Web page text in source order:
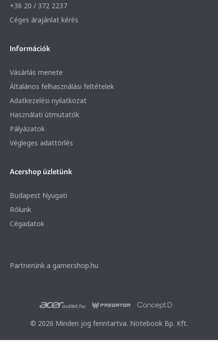
+36 20 / 372 2237
Céges árajánlat kérés
Információk
Vásárlás menete
Általános felhasználási feltételek
Adatkezelési nyilatkozat
Használati útmutatók
Pályázatok
Végleges adattörlés
Acershop üzletünk
Budapest Nyugati
Rólunk
Cégadatok
Partnerünk a gamer.shop.hu
© 2026 Minden jog fenntartva. Notebook Bp. Kft.